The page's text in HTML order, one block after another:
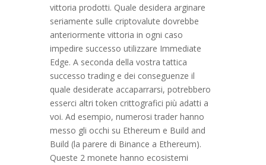
vittoria prodotti. Quale desidera arginare
seriamente sulle criptovalute dovrebbe
anteriormente vittoria in ogni caso
impedire successo utilizzare Immediate
Edge. A seconda della vostra tattica
successo trading e dei conseguenze il
quale desiderate accaparrarsi, potrebbero
esserci altri token crittografici più adatti a
voi. Ad esempio, numerosi trader hanno
messo gli occhi su Ethereum e Build and
Build (la parere di Binance a Ethereum).
Queste 2 monete hanno ecosistemi